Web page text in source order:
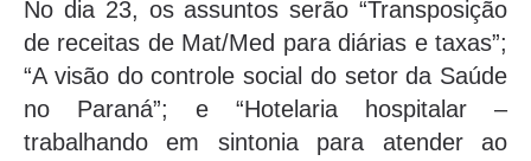
No dia 23, os assuntos serão “Transposição
de receitas de Mat/Med para diárias e taxas”;
“A visão do controle social do setor da Saúde
no Paraná”; e “Hotelaria hospitalar –
trabalhando em sintonia para atender ao